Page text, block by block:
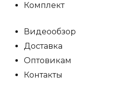
Комплект
Видеообзор
Доставка
Оптовикам
Контакты